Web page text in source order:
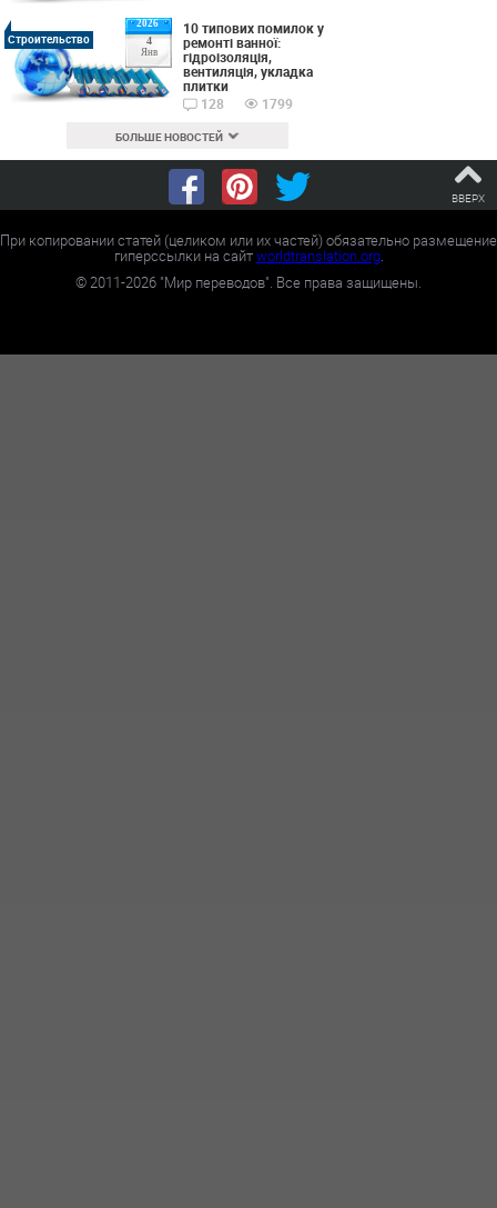
2026
4
Янв
Строительство
10 типових помилок у
ремонті ванної:
гідроізоляція,
вентиляція, укладка
плитки
128
1799
БОЛЬШЕ НОВОСТЕЙ
ВВЕРХ
При копировании статей (целиком или их частей) обязательно размещение
гиперссылки на сайтworldtranslation.org.
©2011-2026 "Мир переводов". Все права защищены.